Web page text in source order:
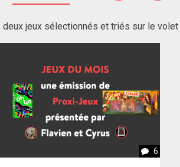
deux jeux sélectionnés et triés sur le
6